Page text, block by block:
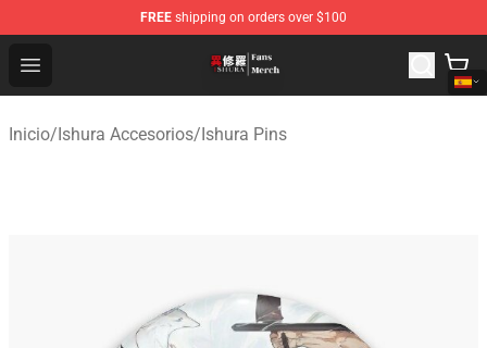
FREE shipping on orders over $100
Open menu
Ishura Store - Official Ishura Merchandise Shop
Inicio/Ishura Accesorios/Ishura Pins